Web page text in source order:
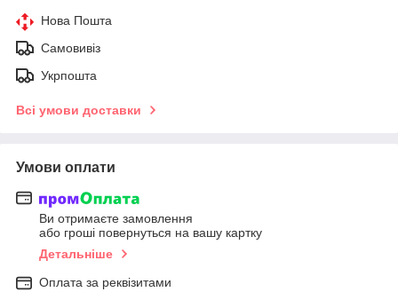
Нова Пошта
Самовивіз
Укрпошта
Всі умови доставки
Умови оплати
Ви отримаєте замовлення
або гроші повернуться на вашу картку
Детальніше
Оплата за реквізитами